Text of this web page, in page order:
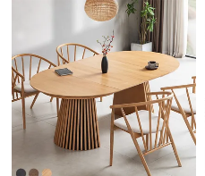
証
に
つ
い
て
会